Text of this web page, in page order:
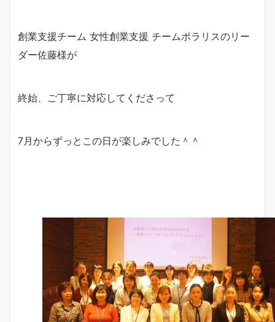
創業支援チーム 女性創業支援 チームポラリスのリー
ダー佐藤様が
終始、ご丁寧に対応してくださって
7月からずっとこの日が楽しみでした＾＾